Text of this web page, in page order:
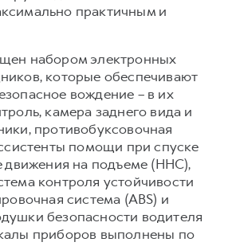
практичным и
набором электронных
которые обеспечивают
вождение – в их
камера заднего вида и
противобуксовочная
помощи при спуске
движения на подъеме (HHC),
контроля устойчивости
система (ABS) и
безопасности водителя
приборов выполнены по